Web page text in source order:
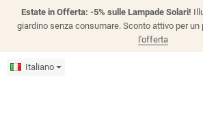
Estate in Offerta: -5% sulle Lampade Solari!
giardino senza consumare. Sconto attivo per un
l'offerta
Italiano